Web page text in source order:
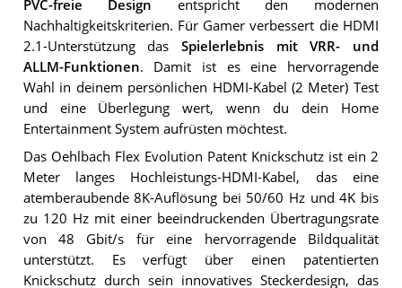
PVC-freie Design entspricht den modernen
Nachhaltigkeitskriterien. Für Gamer verbessert die HDMI
2.1-Unterstützung das Spielerlebnis mit VRR- und
ALLM-Funktionen. Damit ist es eine hervorragende
Wahl in deinem persönlichen HDMI-Kabel (2 Meter) Test
und eine Überlegung wert, wenn du dein Home
Entertainment System aufrüsten möchtest.
Das Oehlbach Flex Evolution Patent Knickschutz ist ein 2
Meter langes Hochleistungs-HDMI-Kabel, das eine
atemberaubende 8K-Auflösung bei 50/60 Hz und 4K bis
zu 120 Hz mit einer beeindruckenden Übertragungsrate
von 48 Gbit/s für eine hervorragende Bildqualität
unterstützt. Es verfügt über einen patentierten
Knickschutz durch sein innovatives Steckerdesign, das